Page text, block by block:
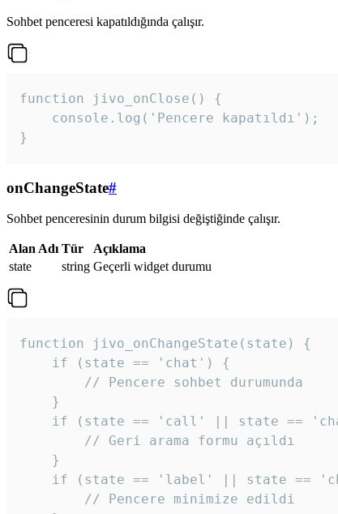
Sohbet penceresi kapatıldığında çalışır.
function jivo_onClose() {
    console.log('Pencere kapatıldı');
}
onChangeState#
Sohbet penceresinin durum bilgisi değiştiğinde çalışır.
Alan Adı Tür
Açıklama
state
string Geçerli widget durumu
function jivo_onChangeState(state) {
    if (state == 'chat') {
        // Pencere sohbet durumunda
    }
if (state == 'call' || state ==
        // Geri arama formu açıldı
    }
if (state == 'label' || state ==
        // Pencere minimize edildi